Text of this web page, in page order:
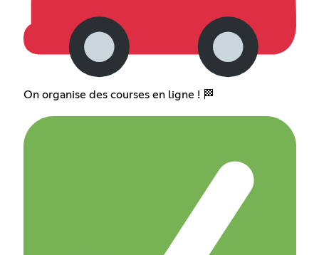
On organise des courses en ligne ! 🏁